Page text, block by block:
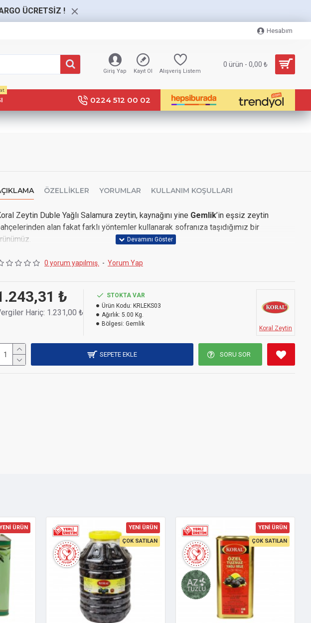
ÜCRETSİZ !
Hesabım
Giriş Yap Kayıt Ol Alışveriş Listem
0 ürün - 0,00 ₺
0224 512 00 02
ÖZELLIKLER YORUMLAR KULLANIM KOŞULLARI
Zeytin Duble Yağlı Salamura zeytin, kaynağını yine Gemlik’in eşsiz zeytin
alan fakat farklı yöntemler kullanarak sofranıza taşıdığımız bir
Zeytinlerimizi geleneksel yöntemlere toplayarak zeytin havuzlarına alıyoruz. Burada
Zeytini daha tuzlu ve etli tercih eden siz zeytin severlere bu ürünümüzü kesinlikle
ediyoruz.
0 yorum yapılmış. - Yorum Yap
₺
Hariç: 1.231,00 ₺
STOKTA VAR
Ürün Kodu: KRLEKS03
Ağırlık: 5.00 Kg.
Bölgesi: Gemlik
Koral Zeytin
SEPETE EKLE SORU SOR
ÜRÜN YENİ ÜRÜN
ÇOK SATILAN
YENİ ÜRÜN
ÇOK SATILAN